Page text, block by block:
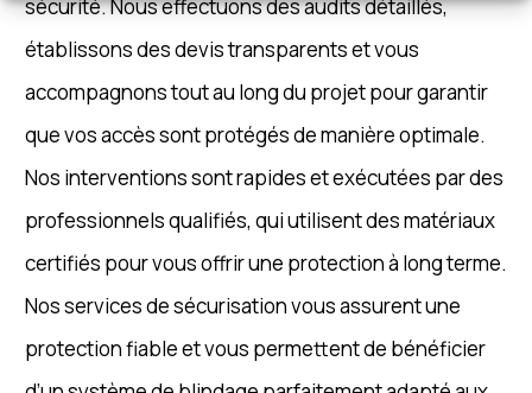
sécurité. Nous effectuons des audits détaillés,
établissons des devis transparents et vous
accompagnons tout au long du projet pour garantir
que vos accès sont protégés de manière optimale.
Nos interventions sont rapides et exécutées par des
professionnels qualifiés, qui utilisent des matériaux
certifiés pour vous offrir une protection à long terme.
Nos services de sécurisation vous assurent une
protection fiable et vous permettent de bénéficier